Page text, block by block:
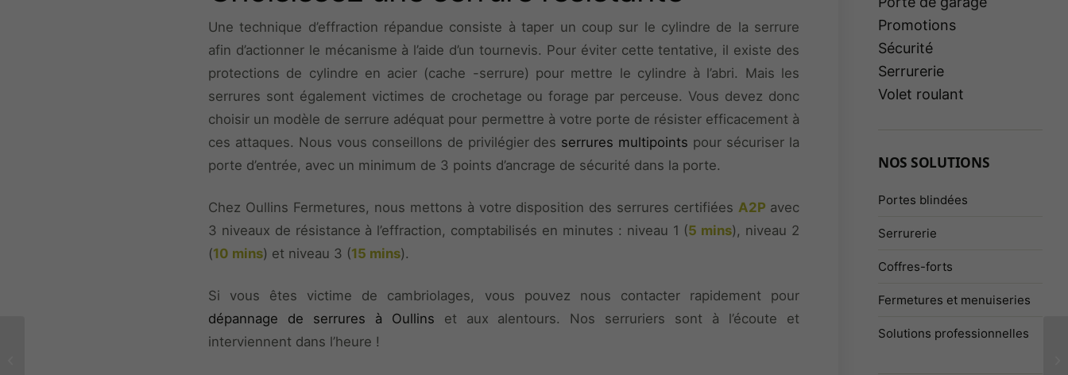
Une technique d’effraction répandue consiste à taper un coup sur le cylindre de la serrure
afin d’actionner le mécanisme à l’aide d’un tournevis. Pour éviter cette tentative, il existe des
protections de cylindre en acier (cache -serrure) pour mettre le cylindre à l’abri. Mais les
serrures sont également victimes de crochetage ou forage par perceuse. Vous devez donc
choisir un modèle de serrure adéquat pour permettre à votre porte de résister efficacement à
ces attaques. Nous vous conseillons de privilégier des serrures multipoints pour sécuriser la
porte d’entrée, avec un minimum de 3 points d’ancrage de sécurité dans la porte.
Chez Oullins Fermetures, nous mettons à votre disposition des serrures certifiées A2P avec
3 niveaux de résistance à l’effraction, comptabilisés en minutes : niveau 1 (5 mins), niveau 2
(10 mins) et niveau 3 (15 mins).
Si vous êtes victime de cambriolages, vous pouvez nous contacter rapidement pour
dépannage de serrures à Oullins et aux alentours. Nos serruriers sont à l’écoute et
interviennent dans l’heure !
Promotions
Sécurité
Serrurerie
Volet roulant
NOS SOLUTIONS
Portes blindées
Serrurerie
Coffres-forts
Fermetures et menuiseries
Solutions professionnelles